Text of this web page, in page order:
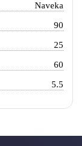
Naveka
90
25
60
5.5